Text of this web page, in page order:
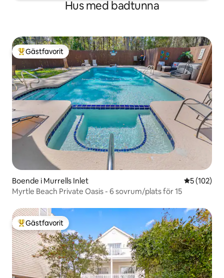
Hus med badtunna
Populär gästfavorit
Gästfavorit
Boende i Murrells Inlet 5 av 5 i
5 (102)
Myrtle Beach Private Oasis - 6 sovrum/plats för 15
Populär gästfavorit
Gästfavorit